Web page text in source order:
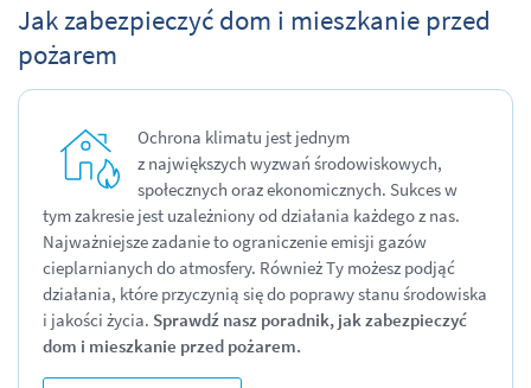
Jak zabezpieczyć dom i mieszkanie przed
pożarem
Ochrona klimatu jest jednym
z największych wyzwań środowiskowych,
społecznych oraz ekonomicznych. Sukces w
tym zakresie jest uzależniony od działania każdego z nas.
Najważniejsze zadanie to ograniczenie emisji gazów
cieplarnianych do atmosfery. Również Ty możesz podjąć
działania, które przyczynią się do poprawy stanu środowiska
i jakości życia. Sprawdź nasz poradnik, jak zabezpieczyć
dom i mieszkanie przed pożarem.